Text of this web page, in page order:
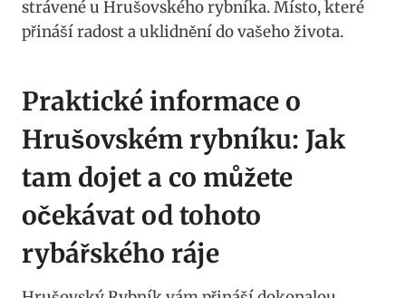
strávené u Hrušovského rybníka. Místo, které
přináší radost a uklidnění do vašeho života.
Praktické informace o
Hrušovském rybníku: Jak
tam dojet a co můžete
očekávat od tohoto
rybářského ráje